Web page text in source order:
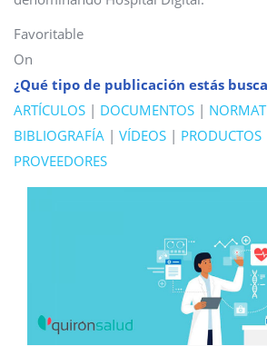
Favoritable
On
¿Qué tipo de publicación estás
ARTÍCULOS | DOCUMENTOS |
BIBLIOGRAFÍA | VÍDEOS | PRODUCTOS
PROVEEDORES